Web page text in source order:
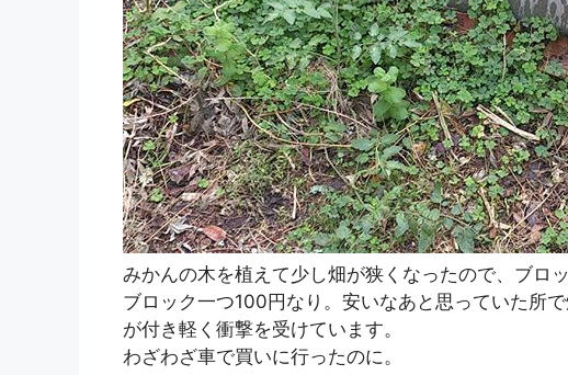
みかんの木を植えて少し畑が狭くなったので、ブロ
ブロック一つ100円なり。安いなあと思っていた所
が付き軽く衝撃を受けています。
わざわざ車で買いに行ったのに。